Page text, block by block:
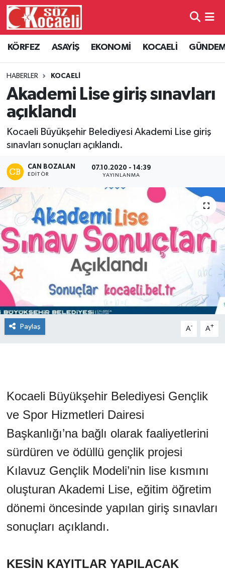
KÖRFEZ ASAYİŞ EKONOMİ KOCAELİ
HABERLER KOCAELİ
Akademi Lise giriş sınavları
açıklandı
Kocaeli Büyükşehir Belediyesi Akademi Lise giriş
sınavları sonuçları açıklandı.
CAN BOZALAN
EDITÖR
07.10.2020 - 14:39
YAYINLANMA
Paylaş A- A+
Kocaeli Büyükşehir Belediyesi Gençlik
ve Spor Hizmetleri Dairesi
Başkanlığı’na bağlı olarak faaliyetlerini
sürdüren ve ödüllü gençlik projesi
Kılavuz Gençlik Modeli’nin lise kısmını
oluşturan Akademi Lise, eğitim öğretim
dönemi öncesinde yapılan giriş sınavları
sonuçları açıklandı.
KESİN KAYITLAR YAPILACAK
Kocaeli Hava Durumu
Kocaeli Namaz Vakitleri
Kocaeli Trafik Yoğunluk Haritası
Süper Lig Puan Durumu ve Fikstür
Tüm Manşetler
Son Dakika Haberleri
Haber Arşivi